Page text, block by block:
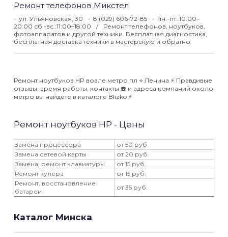
Ремонт телефонов Микстел
ул. Ульяновская, 30 8 (029) 606-72-85
пн.-пт.:10:00–
20:00 сб.-вс.:11:00–18:00
Ремонт телефонов, ноутбуков,
фотоаппаратов и другой техники. Бесплатная диагностика,
бесплатная доставка техники в мастерскую и обратно.
Ремонт ноутбуков HP возле метро пл ⭐️ Ленина ⚡️ Правдивые
отзывы, время работы, контакты ☎️ и адреса компаний около
метро вы найдёте в каталоге Blizko ⚡️
Ремонт ноутбуков HP - Цены
Замена процессора
от 50 руб.
Замена сетевой карты
от 20 руб.
Замена, ремонт клавиатуры
от 15 руб.
Ремонт кулера
от 15 руб.
Ремонт, восстановление
батареи
от 35 руб.
Каталог Минска